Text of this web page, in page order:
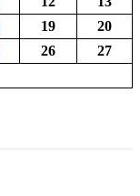
19
20
26
27